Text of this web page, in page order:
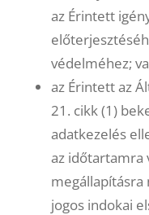
az Érintett
védelméhez;
az Érintett az
21. cikk (1)
adatkezelés
az időtartamra
megállapításra
jogos indokai